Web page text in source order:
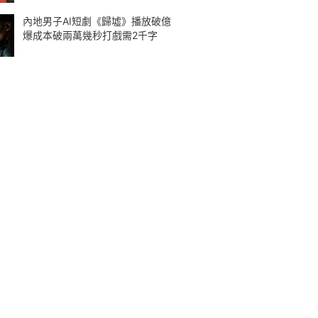
內地男子AI短劇《歸墟》播放破億
爆成本破兩萬幾秒打戲需2千字